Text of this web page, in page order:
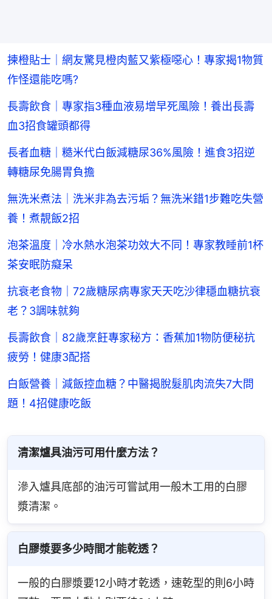
揀橙貼士｜網友驚見橙肉藍又紫極噁心！專家揭1物質
作怪還能吃嗎?
長壽飲食｜專家指3種血液易增早死風險！養出長壽
血3招食罐頭都得
長者血糖｜糙米代白飯減糖尿36%風險！進食3招逆
轉糖尿免腸胃負擔
無洗米煮法｜洗米非為去污垢？無洗米錯1步難吃失營
養！煮靚飯2招
泡茶溫度｜冷水熱水泡茶功效大不同！專家教睡前1杯
茶安眠防癡呆
抗衰老食物｜72歲糖尿病專家天天吃沙律穩血糖抗衰
老？3調味就夠
長壽飲食｜82歲烹飪專家秘方：香蕉加1物防便秘抗
疲勞！健康3配搭
白飯營養｜減飯控血糖？中醫揭脫髮肌肉流失7大問
題！4招健康吃飯
清潔爐具油污可用什麼方法？
滲入爐具底部的油污可嘗試用一般木工用的白膠
漿清潔。
白膠漿要多少時間才能乾透？
一般的白膠漿要12小時才乾透，速乾型的則6小時